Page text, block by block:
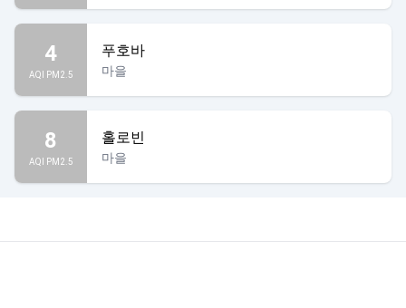
4
AQI PM2.5
푸호바
마을
8
AQI PM2.5
홀로빈
마을